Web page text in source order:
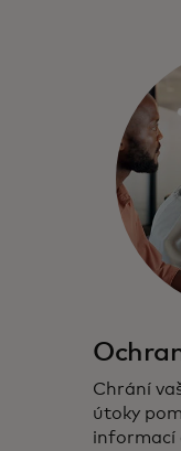
Chrání
útoky
informací